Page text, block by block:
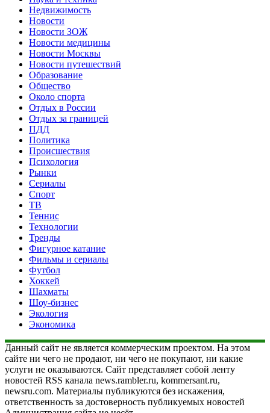
Недвижимость
Новости
Новости ЗОЖ
Новости медицины
Новости Москвы
Новости путешествий
Образование
Общество
Около спорта
Отдых в России
Отдых за границей
ПДД
Политика
Происшествия
Психология
Рынки
Сериалы
Спорт
ТВ
Теннис
Технологии
Тренды
Фигурное катание
Фильмы и сериалы
Футбол
Хоккей
Шахматы
Шоу-бизнес
Экология
Экономика
Данный сайт не является коммерческим проектом. На этом
сайте ни чего не продают, ни чего не покупают, ни какие
услуги не оказываются. Сайт представляет собой ленту
новостей RSS канала news.rambler.ru, kommersant.ru,
newsru.com. Материалы публикуются без искажения,
ответственность за достоверность публикуемых новостей